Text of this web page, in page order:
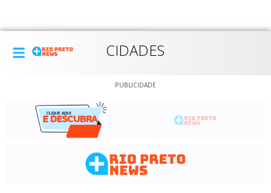
CIDADES
PUBLICIDADE